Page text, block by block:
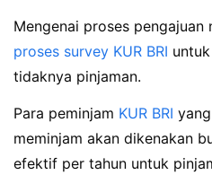
Mengenai proses
proses survey KUR BRI
tidaknya pinjaman.
Para peminjam KUR BRI
meminjam akan dikenakan
efektif per tahun untuk